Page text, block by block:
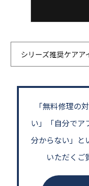
シリーズ推奨ケアア
「無料修理の
い」
「自分で
分からない」と
いただくご